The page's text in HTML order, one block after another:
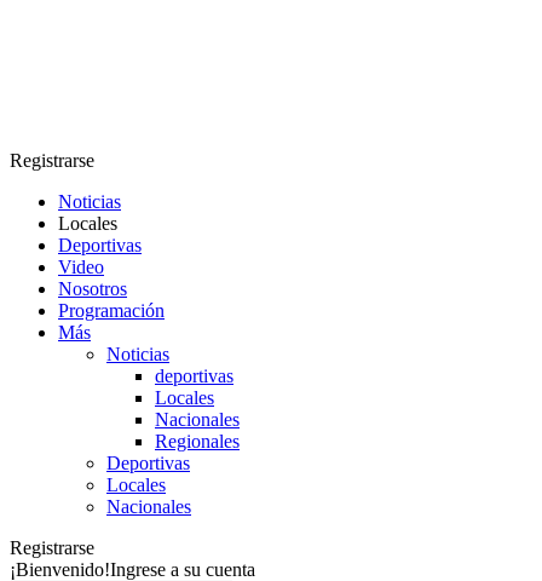
Registrarse
Noticias
Locales
Deportivas
Video
Nosotros
Programación
Más
Noticias
deportivas
Locales
Nacionales
Regionales
Deportivas
Locales
Nacionales
Registrarse
¡Bienvenido!Ingrese a su cuenta